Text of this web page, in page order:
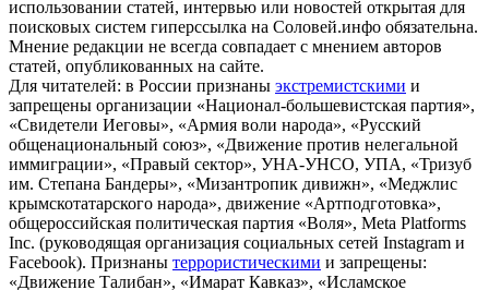
использовании статей, интервью или новостей открытая для
поисковых систем гиперссылка на Соловей.инфо обязательна.
Мнение редакции не всегда совпадает с мнением авторов
статей, опубликованных на сайте.
Для читателей: в России признаны экстремистскими и
запрещены организации «Национал-большевистская партия»,
«Свидетели Иеговы», «Армия воли народа», «Русский
общенациональный союз», «Движение против нелегальной
иммиграции», «Правый сектор», УНА-УНСО, УПА, «Тризуб
им. Степана Бандеры», «Мизантропик дивижн», «Меджлис
крымскотатарского народа», движение «Артподготовка»,
общероссийская политическая партия «Воля», Meta Platforms
Inc. (руководящая организация социальных сетей Instagram и
Facebook). Признаны террористическими и запрещены:
«Движение Талибан», «Имарат Кавказ», «Исламское